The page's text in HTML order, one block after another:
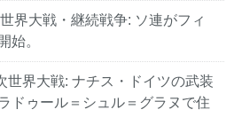
界大戦・継続戦争: ソ連がフィ
始。
世界大戦: ナチス・ドイツの武装
ドゥール＝シュル＝グラヌで住